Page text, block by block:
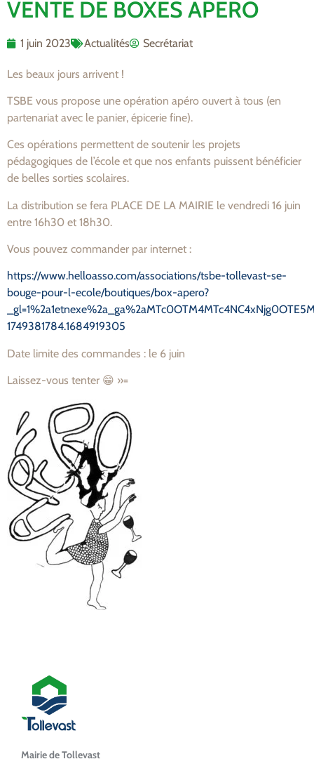
VENTE DE BOXES APERO
1 juin 2023 Actualités Secrétariat
Les beaux jours arrivent !
TSBE vous propose une opération apéro ouvert à tous (en
partenariat avec le panier, épicerie fine).
Ces opérations permettent de soutenir les projets
pédagogiques de l’école et que nos enfants puissent bénéficier
de belles sorties scolaires.
La distribution se fera PLACE DE LA MAIRIE le vendredi 16 juin
entre 16h30 et 18h30.
Vous pouvez commander par internet :
https://www.helloasso.com/associations/tsbe-tollevast-se-
bouge-pour-l-ecole/boutiques/box-apero?
1749381784.1684919305
Date limite des commandes : le 6 juin
Laissez-vous tenter 😁 »=
Mairie de Tollevast